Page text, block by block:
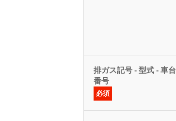
排ガス記号 - 型式 - 車台
番号
必須